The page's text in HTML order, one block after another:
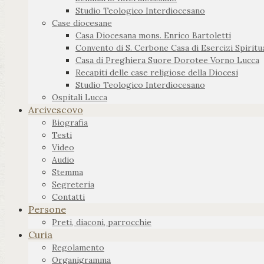
Studio Teologico Interdiocesano
Case diocesane
Casa Diocesana mons. Enrico Bartoletti
Convento di S. Cerbone Casa di Esercizi
Casa di Preghiera Suore Dorotee Vorno Lucca
Recapiti delle case religiose della Diocesi
Studio Teologico Interdiocesano
Ospitali Lucca
Arcivescovo
Biografia
Testi
Video
Audio
Stemma
Segreteria
Contatti
Persone
Preti, diaconi, parrocchie
Curia
Regolamento
Organigramma